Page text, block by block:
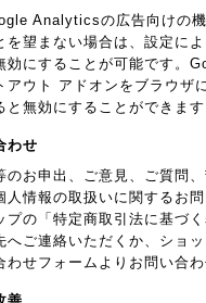
Analyticsの広告向けの
を望まない場合は、設定に
効にすることが可能です。
アウト アドオンをブラウザ
と無効にすることができます
わせ
のお申出、ご意見、ご質問
人情報の取扱いに関するお
プの「特定商取引法に基づ
へご連絡いただくか、ショ
わせフォームよりお問い合わ